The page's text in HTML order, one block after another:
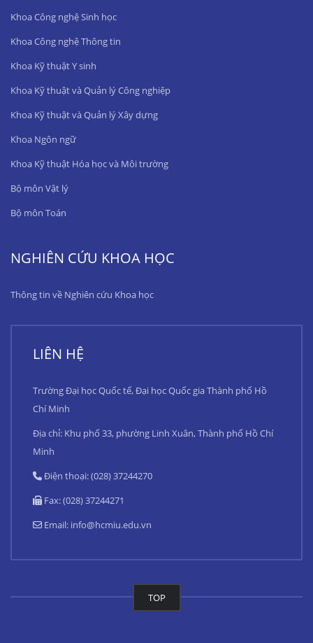
Khoa Công nghệ Sinh học
Khoa Công nghệ Thông tin
Khoa Kỹ thuật Y sinh
Khoa Kỹ thuật và Quản lý Công nghiệp
Khoa Kỹ thuật và Quản lý Xây dựng
Khoa Ngôn ngữ
Khoa Kỹ thuật Hóa học và Môi trường
Bộ môn Vật lý
Bộ môn Toán
NGHIÊN CỨU KHOA HỌC
Thông tin về Nghiên cứu Khoa học
LIÊN HỆ
Trường Đại học Quốc tế, Đại học Quốc gia Thành phố Hồ
Chí Minh
Địa chỉ: Khu phố 33, phường Linh Xuân, Thành phố Hồ Chí
Minh
Điện thoại: (028) 37244270
Fax: (028) 37244271
Email: info@hcmiu.edu.vn
TOP